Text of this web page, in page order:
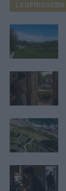
LEGFRISSEBB